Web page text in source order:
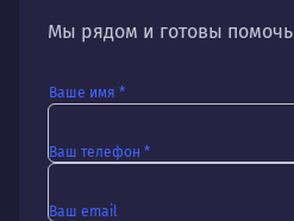
Мы рядом и готовы помочь
Ваше имя *
Ваш телефон *
Ваш email